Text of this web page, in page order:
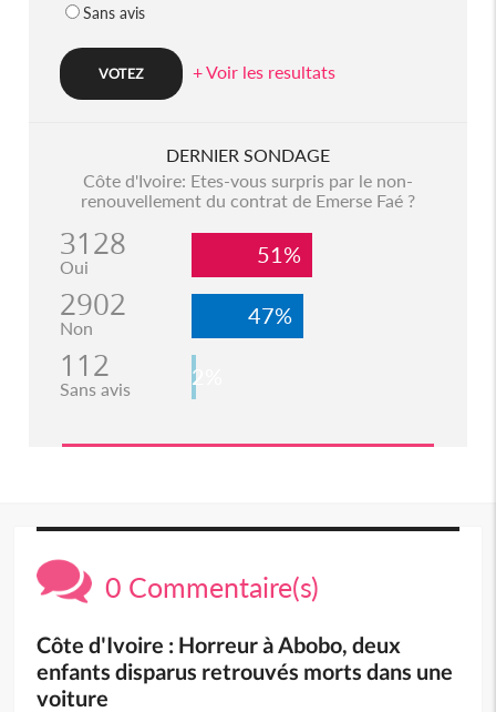
Sans avis
+ Voir les resultats
DERNIER SONDAGE
Côte d'Ivoire: Etes-vous surpris par le non-
renouvellement du contrat de Emerse Faé ?
3128
Oui 51%
2902
Non 47%
112
Sans avis 2%
0 Commentaire(s)
Côte d'Ivoire : Horreur à Abobo, deux
enfants disparus retrouvés morts dans une
voiture